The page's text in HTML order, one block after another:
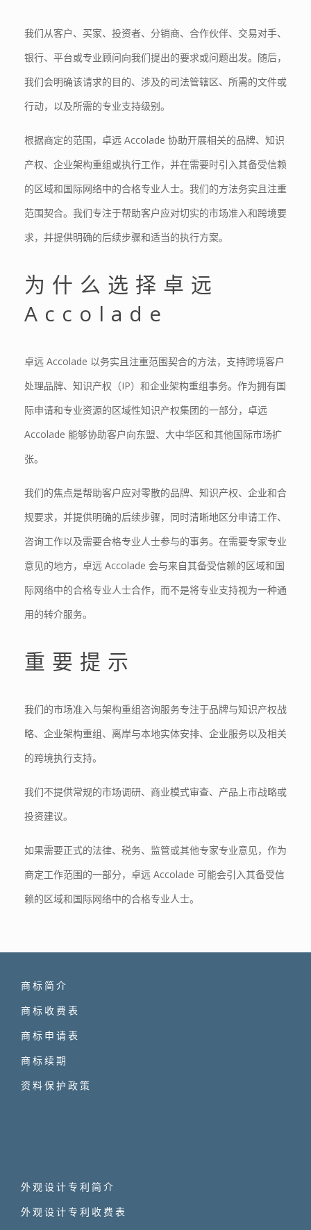
我们从客户、买家、投资者、分销商、合作伙伴、交易对手、
银行、平台或专业顾问向我们提出的要求或问题出发。随后，
我们会明确该请求的目的、涉及的司法管辖区、所需的文件或
行动，以及所需的专业支持级别。
根据商定的范围，卓远 Accolade 协助开展相关的品牌、知识
产权、企业架构重组或执行工作，并在需要时引入其备受信赖
的区域和国际网络中的合格专业人士。我们的方法务实且注重
范围契合。我们专注于帮助客户应对切实的市场准入和跨境要
求，并提供明确的后续步骤和适当的执行方案。
为什么选择卓远
Accolade
卓远 Accolade 以务实且注重范围契合的方法，支持跨境客户
处理品牌、知识产权（IP）和企业架构重组事务。作为拥有国
际申请和专业资源的区域性知识产权集团的一部分，卓远
Accolade 能够协助客户向东盟、大中华区和其他国际市场扩
张。
我们的焦点是帮助客户应对零散的品牌、知识产权、企业和合
规要求，并提供明确的后续步骤，同时清晰地区分申请工作、
咨询工作以及需要合格专业人士参与的事务。在需要专家专业
意见的地方，卓远 Accolade 会与来自其备受信赖的区域和国
际网络中的合格专业人士合作，而不是将专业支持视为一种通
用的转介服务。
重要提示
我们的市场准入与架构重组咨询服务专注于品牌与知识产权战
略、企业架构重组、离岸与本地实体安排、企业服务以及相关
的跨境执行支持。
我们不提供常规的市场调研、商业模式审查、产品上市战略或
投资建议。
如果需要正式的法律、税务、监管或其他专家专业意见，作为
商定工作范围的一部分，卓远 Accolade 可能会引入其备受信
赖的区域和国际网络中的合格专业人士。
商标简介
商标收费表
商标申请表
商标续期
资料保护政策
外观设计专利简介
外观设计专利收费表